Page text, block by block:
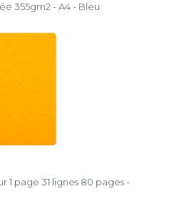
355gm2 - A4 - Bleu
1 page 31 lignes 80 pages -